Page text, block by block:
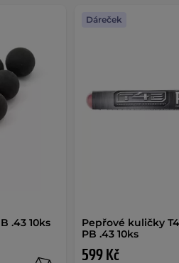
.43 10ks
Pepřové kuličky
PB .43 10ks
599 Kč
Dáreček